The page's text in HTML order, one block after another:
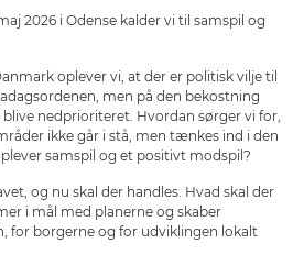
2026 i Odense kalder vi til samspil og
oplever vi, at der er politisk vilje til
men på den bekostning
nedprioriteret. Hvordan sørger vi for,
ikke går i stå, men tænkes ind i den
samspil og et positivt modspil?
og nu skal der handles. Hvad skal der
i mål med planerne og skaber
for borgerne og for udviklingen lokalt